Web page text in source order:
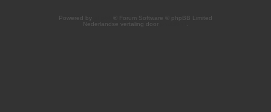
Powered by
® Forum Software © phpBB Limited
Nederlandse vertaling door
.